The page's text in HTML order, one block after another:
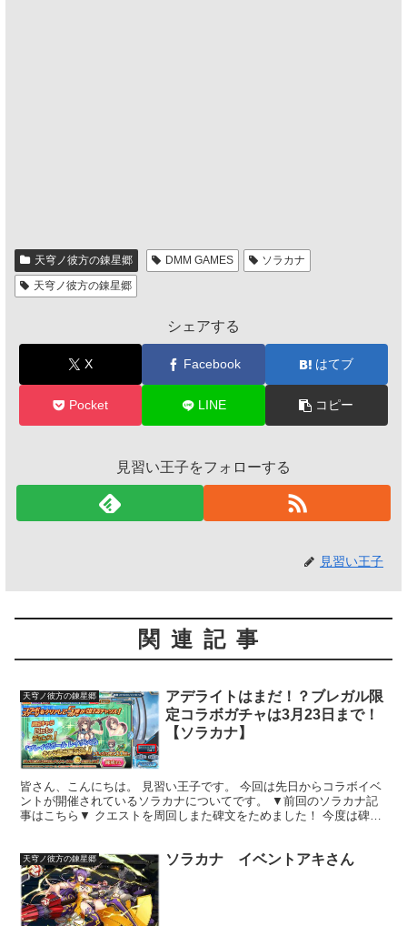
天穹ノ彼方の錬星郷 DMM GAMES
ソラカナ
天穹ノ彼方の錬星郷
シェアする
X Facebook はてブ
Pocket LINE コピー
見習い王子をフォローする
見習い王子
関連記事
天穹ノ彼方の錬星郷
アデライトはまだ！？ブレガル限
定コラボガチャは3月23日まで！
【ソラカナ】
皆さん、こんにちは。 見習い王子です。 今回は先日からコラボイベ
ントが開催されているソラカナについてです。 ▼前回のソラカナ記
事はこちら▼ クエストを周回しまた碑文をためました！ 今度は碑文
天穹ノ彼方の錬星郷 ソラカナ イベントアキさん